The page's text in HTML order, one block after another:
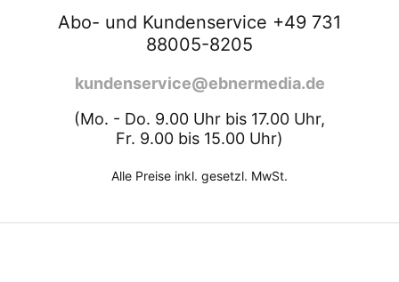
Abo- und Kundenservice +49 731
88005-8205
kundenservice@ebnermedia.de
(Mo. - Do. 9.00 Uhr bis 17.00 Uhr,
Fr. 9.00 bis 15.00 Uhr)
Alle Preise inkl. gesetzl. MwSt.